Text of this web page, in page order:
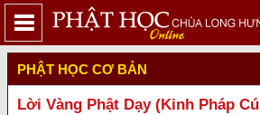
PHẬT HỌC CƠ BẢN
Lời Vàng Phật Dạy (Kinh Pháp